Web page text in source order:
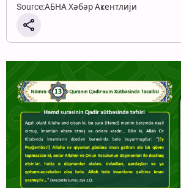
Source:АБНА Хәбәр Аҝентлији